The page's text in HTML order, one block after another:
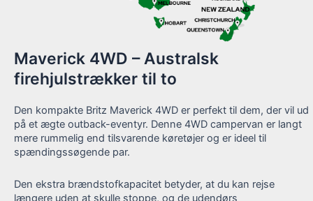
Maverick 4WD – Australsk
firehjulstrækker til to
Den kompakte Britz Maverick 4WD er perfekt til dem, der vil ud
på et ægte outback-eventyr. Denne 4WD campervan er langt
mere rummelig end tilsvarende køretøjer og er ideel til
spændingssøgende par.
Den ekstra brændstofkapacitet betyder, at du kan rejse
længere uden at skulle stoppe, og de udendørs